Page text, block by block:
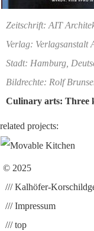
Zeitschrift: AIT
Verlag: Verlagsanstalt
Stadt: Hamburg,
Bildrechte: Rolf
Culinary arts: Three
related projects:
© 2025
/// Kalhöfer-
/// Impressum
/// top